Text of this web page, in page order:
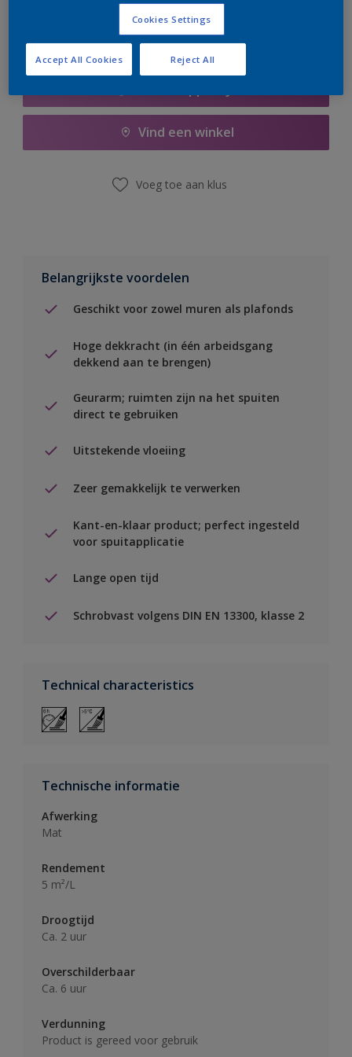
Vind een winkel
Voeg toe aan klus
Belangrijkste voordelen
Geschikt voor zowel muren als plafonds
Hoge dekkracht (in één arbeidsgang
dekkend aan te brengen)
Geurarm; ruimten zijn na het spuiten
direct te gebruiken
Uitstekende vloeiing
Zeer gemakkelijk te verwerken
Kant-en-klaar product; perfect ingesteld
voor spuitapplicatie
Lange open tijd
Schrobvast volgens DIN EN 13300, klasse 2
Technical characteristics
Technische informatie
Afwerking
Mat
Rendement
5 m²/L
Droogtijd
Ca. 2 uur
Overschilderbaar
Ca. 6 uur
Verdunning
Product is gereed voor gebruik
Cookies Settings
Reject All
Accept All Cookies